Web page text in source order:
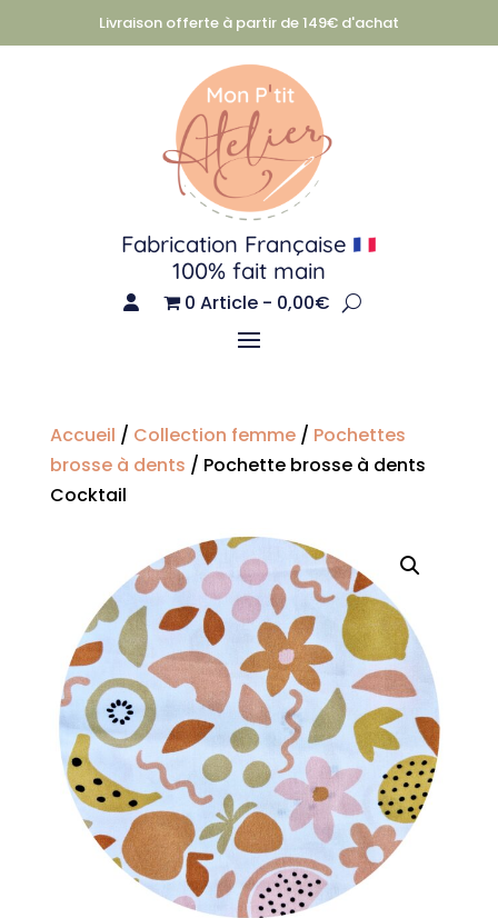
Livraison offerte à partir de 149€ d'achat
Fabrication Française
100% fait main
0 Article 0,00€
Accueil / Collection femme/ Pochettes
brosse à dents / Pochette brosse à dents
Cocktail